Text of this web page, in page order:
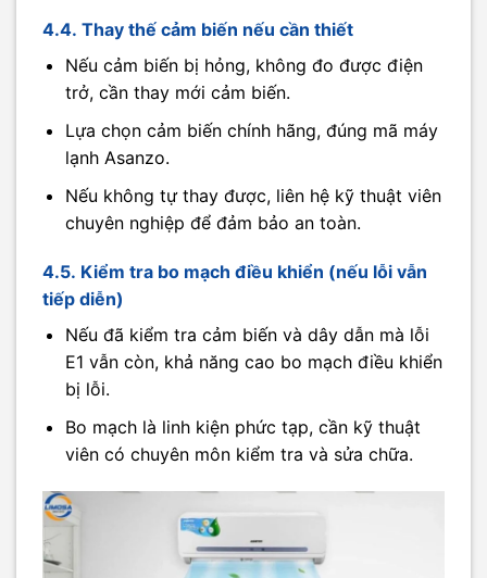
4.4. Thay thế cảm biến nếu cần thiết
Nếu cảm biến bị hỏng, không đo được điện
trở, cần thay mới cảm biến.
Lựa chọn cảm biến chính hãng, đúng mã máy
lạnh Asanzo.
Nếu không tự thay được, liên hệ kỹ thuật viên
chuyên nghiệp để đảm bảo an toàn.
4.5. Kiểm tra bo mạch điều khiển (nếu lỗi vẫn
tiếp diễn)
Nếu đã kiểm tra cảm biến và dây dẫn mà lỗi
E1 vẫn còn, khả năng cao bo mạch điều khiển
bị lỗi.
Bo mạch là linh kiện phức tạp, cần kỹ thuật
viên có chuyên môn kiểm tra và sửa chữa.